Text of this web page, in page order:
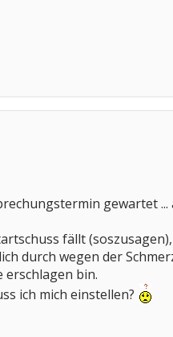
gewartet ...
fällt
durch wegen der
erschlagen bin.
ich mich einstellen?